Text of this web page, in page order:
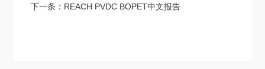
下一条： REACH PVDC BOPET中文报告